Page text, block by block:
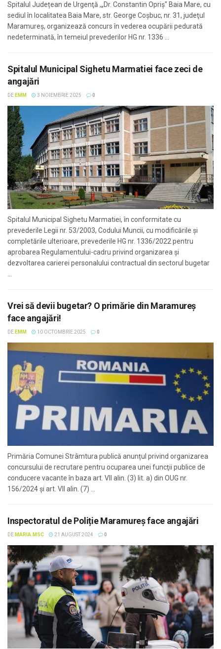
Spitalul Județean de Urgenţă ,„Dr. Constantin Opriş" Baia Mare, cu
sediul în localitatea Baia Mare, str. George Coşbuc, nr. 31, judeţul
Maramureş, organizează concurs în vederea ocupării pedurată
nedeterminată, în temeiul prevederilor HG nr. 1336 ...
Spitalul Municipal Sighetu Marmatiei face zeci de
angajări
DE EMM 3 NOIEMBRIE 2025 0
Spitalul Municipal Sighetu Marmatiei, în conformitate cu
prevederile Legii nr. 53/2003, Сodului Muncii, cu modificările și
completările ulterioare, prevederile HG nr. 1336/2022 pentru
aprobarea Regulamentului-cadru privind organizarea și
dezvoltarea carierei personalului contractual din sectorul bugetar
Vrei să devii bugetar? O primărie din Maramureș
face angajări!
DE EMM 10 OCTOMBRIE 2025 0
Primăria Comunei Strâmtura publică anunțul privind organizarea
concursului de recrutare pentru ocuparea unei funcţii publice de
conducere vacante în baza art. VII alin. (3) lit. a) din OUG nr.
156/2024 și art. VII alin. (7) ...
Inspectoratul de Poliție Maramureș face angajări
DE MARIA.MSC 21 AUGUST 2024 0